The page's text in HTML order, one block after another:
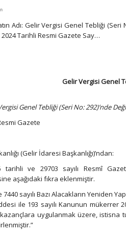
Adı: Gelir Vergisi Genel Tebliği (Seri
2024 Tarihli Resmi Gazete Say…
Gelir Vergisi Genel
Genel Tebliği (Seri No: 292)’nde
Gazete
(Gelir İdaresi Başkanlığı)’ndan:
tarihli ve 29703 sayılı Resmî
aşağıdaki fıkra eklenmiştir.
sayılı Bazı Alacakların Yeniden
ile 193 sayılı Kanunun mükerrer
uygulanmak üzere, istisna